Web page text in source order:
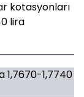
kotasyonları
lira